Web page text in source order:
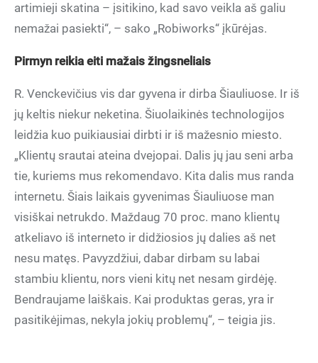
artimieji skatina – įsitikino, kad savo veikla aš galiu
nemažai pasiekti“, – sako „Robiworks“ įkūrėjas.
Pirmyn reikia eiti mažais žingsneliais
R. Venckevičius vis dar gyvena ir dirba Šiauliuose. Ir iš
jų keltis niekur neketina. Šiuolaikinės technologijos
leidžia kuo puikiausiai dirbti ir iš mažesnio miesto.
„Klientų srautai ateina dvejopai. Dalis jų jau seni arba
tie, kuriems mus rekomendavo. Kita dalis mus randa
internetu. Šiais laikais gyvenimas Šiauliuose man
visiškai netrukdo. Maždaug 70 proc. mano klientų
atkeliavo iš interneto ir didžiosios jų dalies aš net
nesu matęs. Pavyzdžiui, dabar dirbam su labai
stambiu klientu, nors vieni kitų net nesam girdėję.
Bendraujame laiškais. Kai produktas geras, yra ir
pasitikėjimas, nekyla jokių problemų“, – teigia jis.